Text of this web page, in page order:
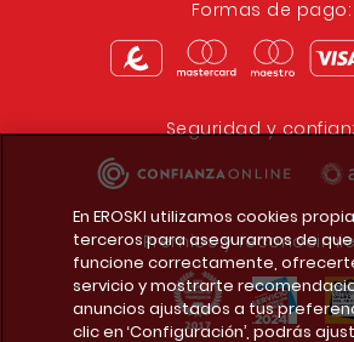
Formas de pago:
Seguridad y
Premios y
En EROSKI utilizamos cookies
terceros para asegurarnos de
funcione correctamente,
servicio y mostrarte
anuncios ajustados a tus
clic en ‘Configuración’, podrás